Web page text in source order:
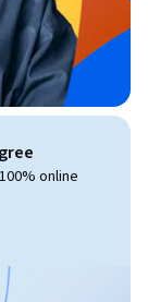
online